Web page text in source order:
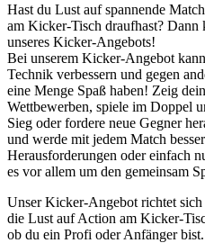
Hast du Lust auf spannende
am Kicker-Tisch draufhast?
unseres Kicker-Angebots!
Bei unserem Kicker-Angebot
Technik verbessern und gegen
eine Menge Spaß haben! Zeig
Wettbewerben, spiele im Doppel
Sieg oder fordere neue Gegner
und werde mit jedem Match
Herausforderungen oder einfach
es vor allem um den gemeinsam
Unser Kicker-Angebot richtet
die Lust auf Action am Kicker-
ob du ein Profi oder Anfänger bist.